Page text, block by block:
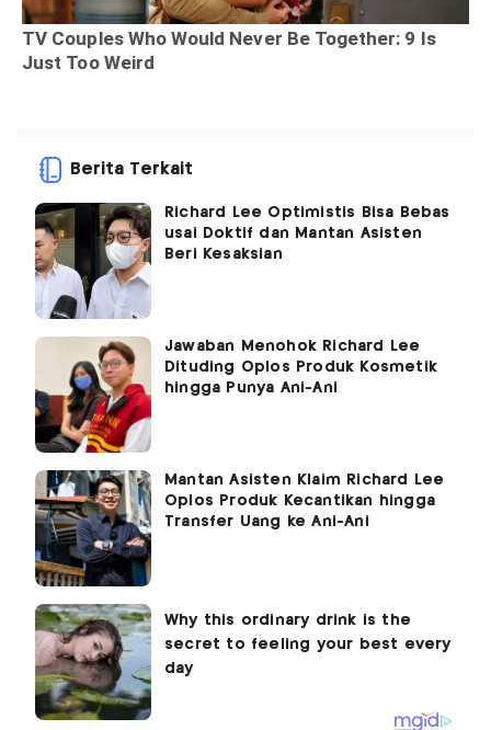
Berita Terkait
Richard Lee Optimistis Bisa Bebas
usai Doktif dan Mantan Asisten
Beri Kesaksian
Jawaban Menohok Richard Lee
Dituding Oplos Produk Kosmetik
hingga Punya Ani-Ani
Mantan Asisten Klaim Richard Lee
Oplos Produk Kecantikan hingga
Transfer Uang ke Ani-Ani